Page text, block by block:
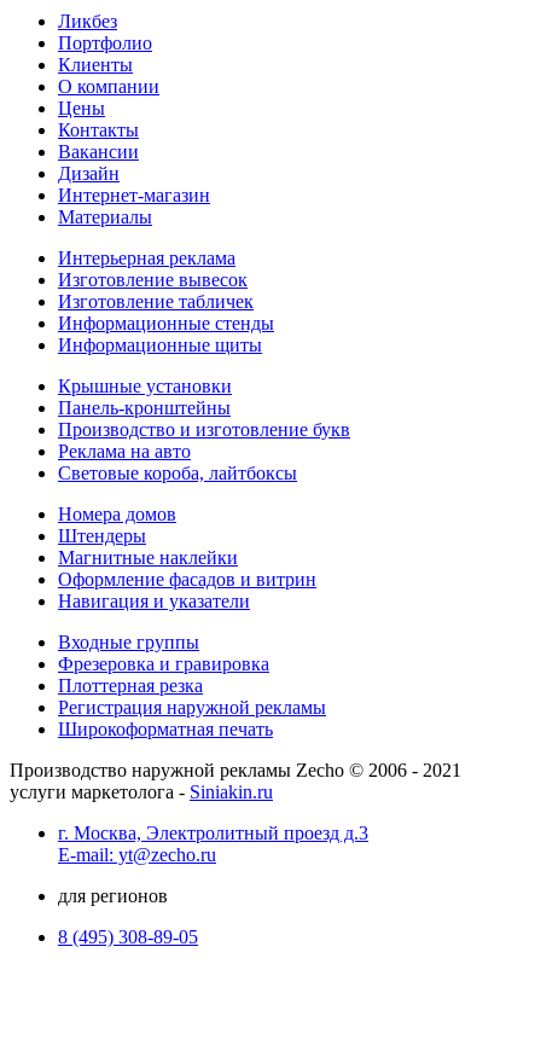
Ликбез
Портфолио
Клиенты
О компании
Цены
Контакты
Вакансии
Дизайн
Интернет-магазин
Материалы
Интерьерная реклама
Изготовление вывесок
Изготовление табличек
Информационные стенды
Информационные щиты
Крышные установки
Панель-кронштейны
Производство и изготовление букв
Реклама на авто
Световые короба, лайтбоксы
Номера домов
Штендеры
Магнитные наклейки
Оформление фасадов и витрин
Навигация и указатели
Входные группы
Фрезеровка и гравировка
Плоттерная резка
Регистрация наружной рекламы
Широкоформатная печать
Производство наружной рекламы Zecho © 2006 - 2021
услуги маркетолога - Siniakin.ru
г. Москва, Электролитный проезд д.3
E-mail: yt@zecho.ru
для регионов
8 (495) 308-89-05